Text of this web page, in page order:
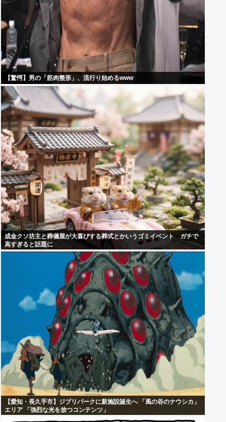
【驚愕】男の「筋肉整形」、流行り始めるwww
成金クソ坊主と葬儀屋が大喜びする葬式とかいうゴミイベント ガチで
高すぎると話題に
【愛知・長久手市】ジブリパークに新施設誕生へ 「風の谷のナウシカ」
エリア 「強烈な光を放つコンテンツ」